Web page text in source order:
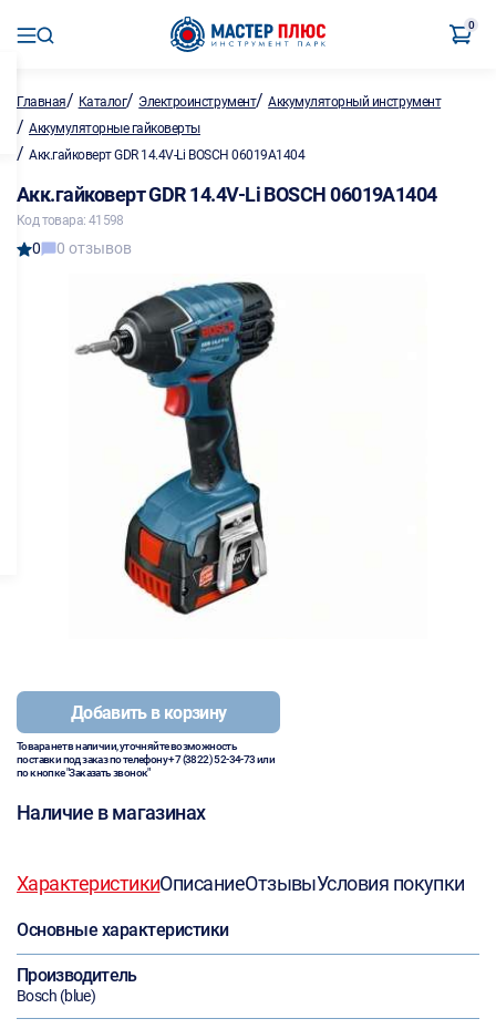
0
Главная/ Каталог/ Электроинструмент/Аккумуляторный инструмент
/ Аккумуляторные гайковерты
/ Акк.гайковерт GDR 14.4V-Li BOSCH 06019A1404
Акк.гайковерт GDR 14.4V-Li BOSCH 06019A1404
Код товара: 41598
0 0 отзывов
Добавить в корзину
Товара нет в наличии, уточняйте возможность
поставки под заказ по телефону+7 (3822) 52-34-73или
по кнопке "Заказать звонок"
Наличие в магазинах
ХарактеристикиОписаниеОтзывыУсловия покупки
Основные характеристики
Производитель
Bosch (blue)